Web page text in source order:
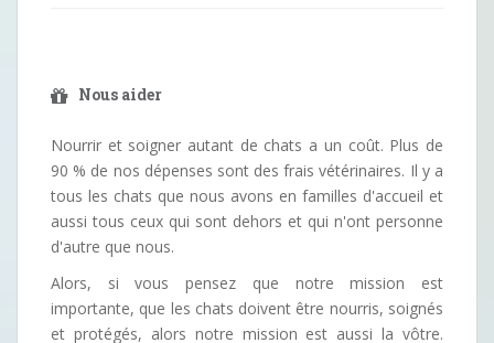
Nous aider
Nourrir et soigner autant de chats a un coût. Plus de
90 % de nos dépenses sont des frais vétérinaires. Il y a
tous les chats que nous avons en familles d'accueil et
aussi tous ceux qui sont dehors et qui n'ont personne
d'autre que nous.
Alors, si vous pensez que notre mission est
importante, que les chats doivent être nourris, soignés
et protégés, alors notre mission est aussi la vôtre.